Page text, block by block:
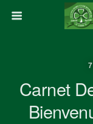
Carnet